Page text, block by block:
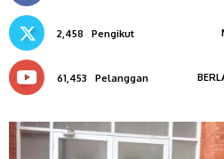
2,458 Pengikut
61,453 Pelanggan